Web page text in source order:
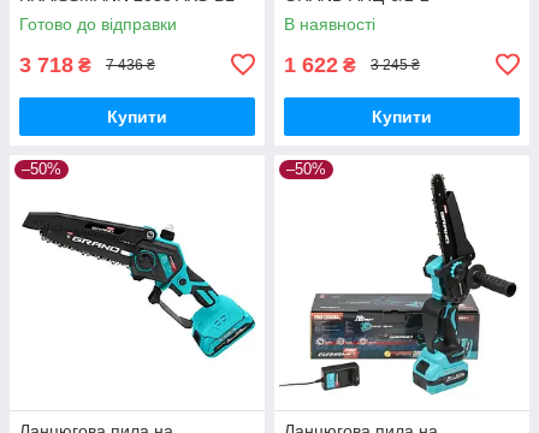
20/2 MP Мініцепна пила для
дачі (2 АКБ, 2 ланцюги)
Готово до відправки
3 718 ₴ 7 436 ₴
Купити
Мініланцюгова пила для дачі
(2 АКБ)
В наявності
1 622 ₴ 3 245 ₴
Купити
–50% –50%